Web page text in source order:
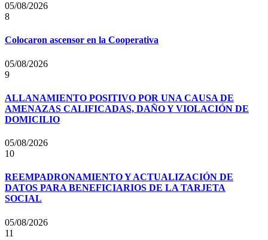
05/08/2026
8
Colocaron ascensor en la Cooperativa
05/08/2026
9
ALLANAMIENTO POSITIVO POR UNA CAUSA DE
AMENAZAS CALIFICADAS, DAÑO Y VIOLACIÓN DE
DOMICILIO
05/08/2026
10
REEMPADRONAMIENTO Y ACTUALIZACIÓN DE
DATOS PARA BENEFICIARIOS DE LA TARJETA
SOCIAL
05/08/2026
11